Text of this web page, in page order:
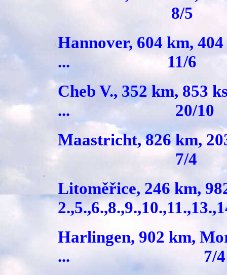
8/5
Hannover, 604
... 11/6
Cheb V., 352 km,
... 20/10
Maastricht, 826
7/4
Litoměřice, 246
Harlingen, 902 km,
... 7/4